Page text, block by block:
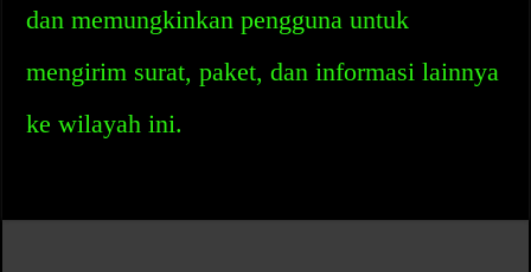
dan memungkinkan pengguna untuk
mengirim surat, paket, dan informasi lainnya
ke wilayah ini.